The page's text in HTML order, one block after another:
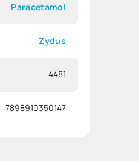
Paracetamol
Zydus
4481
7898910350147